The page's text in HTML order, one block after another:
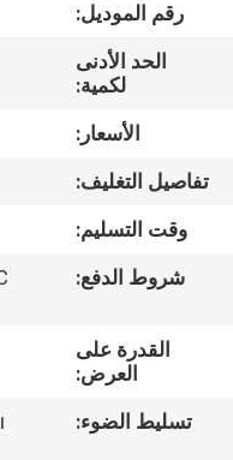
المعمل
مراقبة
الجودة
اتصل
اطلب
رقم الموديل:
الحد الأدنى
لكمية:
الأسعار:
تفاصيل التغليف:
وقت التسليم:
شروط الدفع:
القدرة على
العرض:
تسليط الضوء: